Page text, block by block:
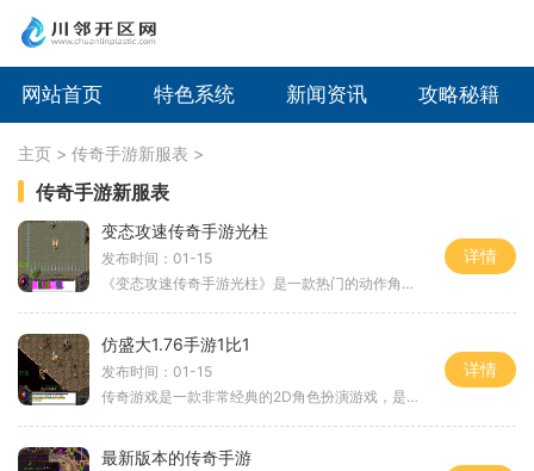
网站首页 特色系统 新闻资讯 攻略秘籍
主页 > 传奇手游新服表 >
传奇手游新服表
变态攻速传奇手游光柱
发布时间：01-15
《变态攻速传奇手游光柱》是一款热门的动作角色扮演游戏。游戏采用了传奇故事背景，加入了变态攻速的特殊设定，带给玩家全新的游戏体验。玩家将扮演英雄角色，在拯救世界的征
详情
仿盛大1.76手游1比1
发布时间：01-15
传奇游戏是一款非常经典的2D角色扮演游戏，是许多玩家童年时的美好回忆。盛大1.76手游是一款仿盛大公司在2000年发布的经典传奇版本的游戏，采用1比1的还原度，再现了当初传奇游戏
详情
最新版本的传奇手游